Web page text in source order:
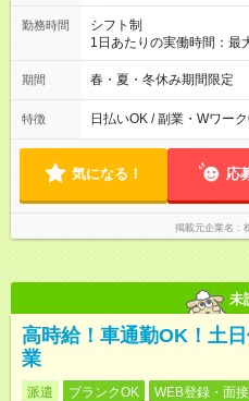
勤務時間
シフト制
1日あたりの実働時間：最
2h～OK ＜シフト例＞ 〇
後帯 14:00-18:00 〇夜帯
ます♪
期間 春・夏・冬休み期間限定
特徴 日払いOK / 副業・Wワー
気になる！ 応
掲載元企業名
未
高時給！車通勤OK！土
業
派遣 ブランクOK WEB登録・面